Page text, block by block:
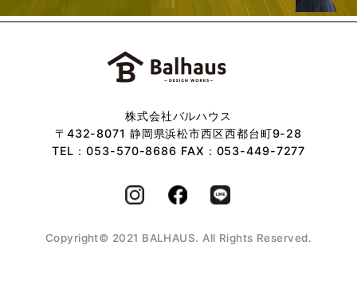
株式会社バルハウス
〒432-8071 静岡県浜松市西区西都台町9-28
TEL：053-570-8686 FAX：053-449-7277
Copyright© 2021 BALHAUS. All Rights Reserved.